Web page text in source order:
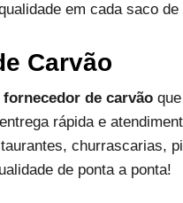
em cada saco de
Carvão
fornecedor de carvãoque
rápida e
churrascarias,
de ponta a ponta!